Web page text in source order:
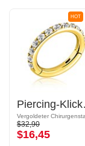
HOT
$32,90
$16,45